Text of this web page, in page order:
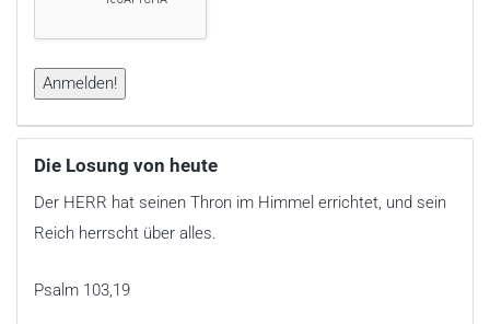
Die Losung von heute
Der HERR hat seinen Thron im Himmel errichtet, und sein
Reich herrscht über alles.
Psalm 103,19